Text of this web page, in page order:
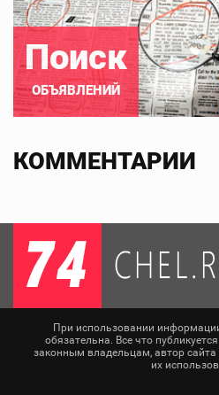
Поиск
ОБЪЯВЛЕНИЙ
КОММЕНТАРИИ
При использовании
обязательна. Все что
законным владельцам, автор сайта
их